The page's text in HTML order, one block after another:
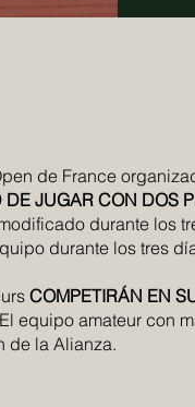
de France
JUGAR CON DOS
durante los
durante los tres
COMPETIRÁN EN
El equipo amateur con
de la Alianza.